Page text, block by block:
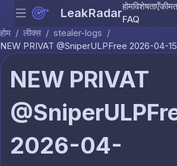
Skip to
Menu LeakRadarहोमविशेषताएँ
FAQ
होम / लीक्स / stealer-logs /
NEW PRIVAT @SniperULPFree 2026-04-
NEW PRIVAT
2026-04-